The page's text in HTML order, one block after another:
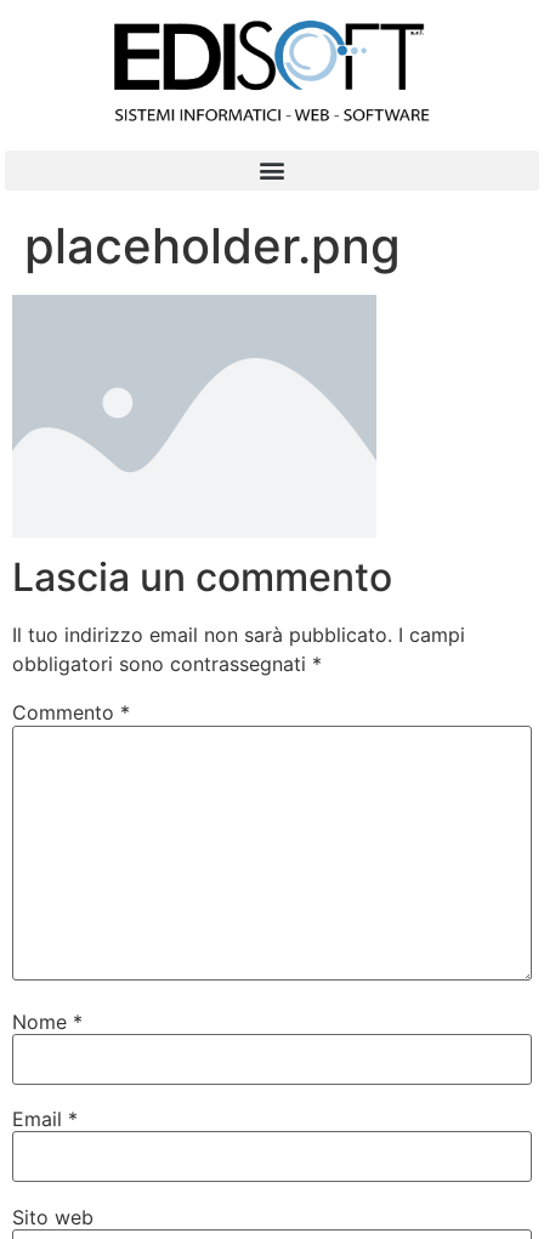
placeholder.png
Lascia un commento
Il tuo indirizzo email non sarà pubblicato. I campi
obbligatori sono contrassegnati *
Commento *
Nome *
Email *
Sito web